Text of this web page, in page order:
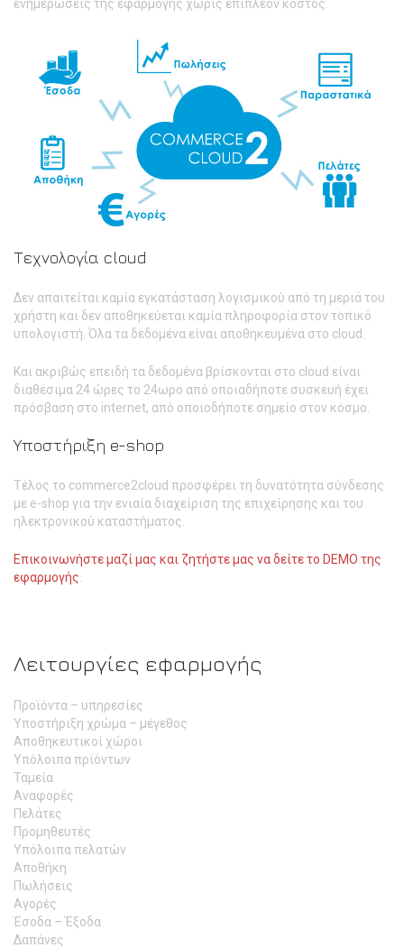
ενημερώσεις της εφαρμογής χωρίς επιπλέον κόστος.
Τεχνολογία cloud
Δεν απαιτείται καμία εγκατάσταση λογισμικού από τη μεριά του
χρήστη και δεν αποθηκεύεται καμία πληροφορία στον τοπικό
υπολογιστή. Όλα τα δεδομένα είναι αποθηκευμένα στο cloud.
Και ακριβώς επειδή τα δεδομένα βρίσκονται στο cloud είναι
διαθέσιμα 24 ώρες το 24ωρο από οποιαδήποτε συσκευή έχει
πρόσβαση στο internet, από οποιοδήποτε σημείο στον κόσμο.
Υποστήριξη e-shop
Τέλος το commerce2cloud προσφέρει τη δυνατότητα σύνδεσης
με e-shop για την ενιαία διαχείριση της επιχείρησης και του
ηλεκτρονικού καταστήματος.
Επικοινωνήστε μαζί μας και ζητήστε μας να δείτε το DEMO της
εφαρμογής
Λειτουργίες εφαρμογής
Προϊόντα – υπηρεσίες
Υποστήριξη χρώμα – μέγεθος
Αποθηκευτικοί χώροι
Υπόλοιπα πρϊόντων
Ταμεία
Αναφορές
Πελάτες
Προμηθευτές
Υπόλοιπα πελατών
Αποθήκη
Πωλήσεις
Αγορές
Έσοδα – Έξοδα
Δαπάνες